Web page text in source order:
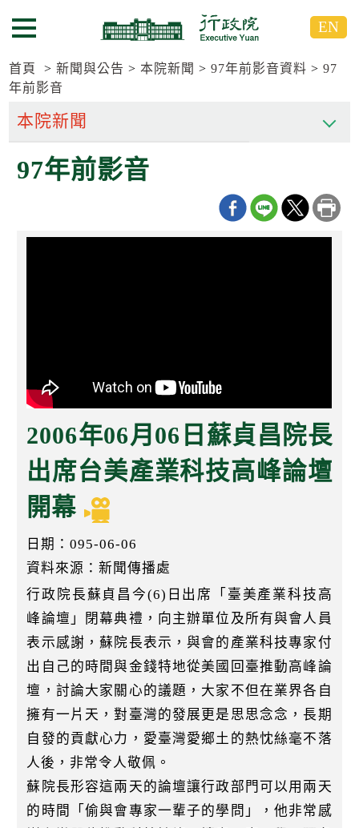
到
要
內
塊
到
要
內
塊
選單按鈕 EN
首頁 新聞與公告 本院新聞 97年前影音資料
97
年前影音
97年前影音
2006年06月06日蘇貞昌院長
出席台美產業科技高峰論壇
開幕
日期：095-06-06
資料來源：新聞傳播處
行政院長蘇貞昌今(6)日出席「臺美產業科技高
峰論壇」閉幕典禮，向主辦單位及所有與會人員
表示感謝，蘇院長表示，與會的產業科技專家付
出自己的時間與金錢特地從美國回臺推動高峰論
壇，討論大家關心的議題，大家不但在業界各自
擁有一片天，對臺灣的發展更是思思念念，長期
自發的貢獻心力，愛臺灣愛鄉土的熱忱絲毫不落
人後，非常令人敬佩。
蘇院長形容這兩天的論壇讓行政部門可以用兩天
的時間「偷與會專家一輩子的學問」，他非常感